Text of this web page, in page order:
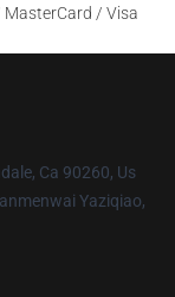
MasterCard / Visa
Ca 90260, Us
Yaziqiao,